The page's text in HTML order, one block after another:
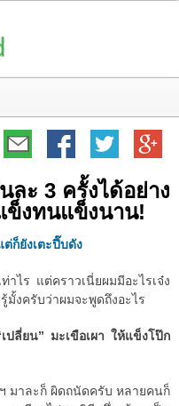
ละ 3 ครั้งได้อย่าง
ข็งทนแข็งนาน!
ต่ก็ยังเตะปี๊บดัง
ไร แต่คราวเนี่ยผมมีอะไรเจ๋ง
มั้งครับว่าผมจะพูดถึงอะไร
ปลี่ยน” มะเขือเผา ให้แข็งโป๊ก
มาละก็ ผิดถนัดครับ หลายคนก็